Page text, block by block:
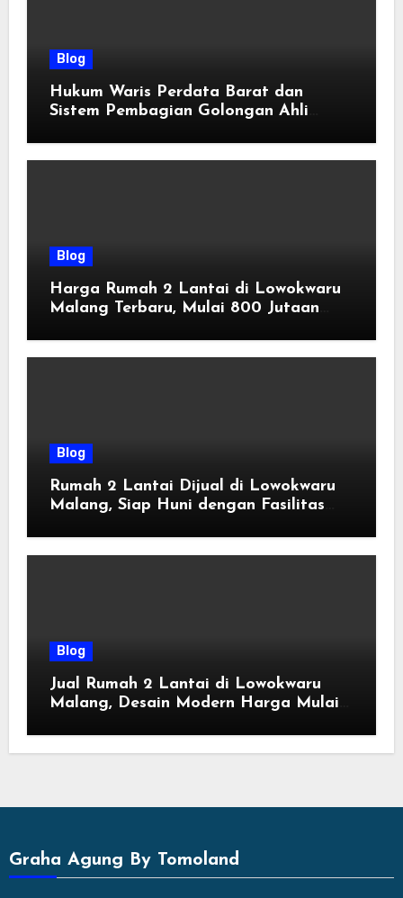
Blog
Hukum Waris Perdata Barat dan
Sistem Pembagian Golongan Ahli
Blog
Harga Rumah 2 Lantai di Lowokwaru
Malang Terbaru, Mulai 800 Jutaan
Blog
Rumah 2 Lantai Dijual di Lowokwaru
Malang, Siap Huni dengan Fasilitas
Blog
Jual Rumah 2 Lantai di Lowokwaru
Malang, Desain Modern Harga Mulai
Graha Agung By Tomoland